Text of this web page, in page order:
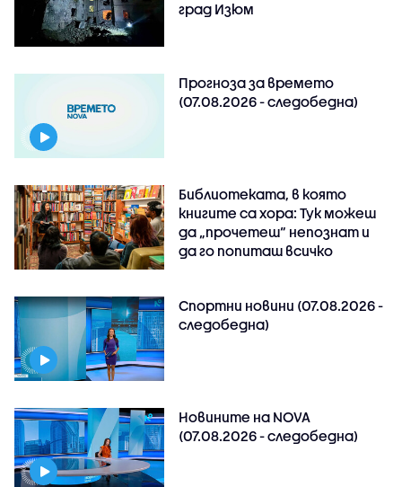
град Изюм
Прогноза за времето
(07.08.2026 - следобедна)
Библиотеката, в която
книгите са хора: Тук можеш
да „прочетеш“ непознат и
да го попиташ всичко
Спортни новини (07.08.2026 -
следобедна)
Новините на NOVA
(07.08.2026 - следобедна)